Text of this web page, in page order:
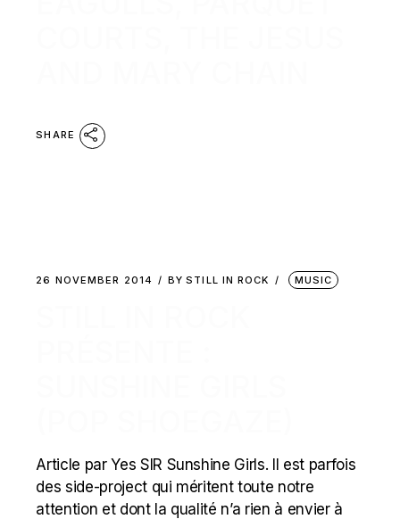
SHARE
26 NOVEMBER 2014 BY STILL IN ROCK MUSIC
Article par Yes SIR Sunshine Girls. Il est parfois
des side-project qui méritent toute notre
attention et dont la qualité n’a rien à envier à